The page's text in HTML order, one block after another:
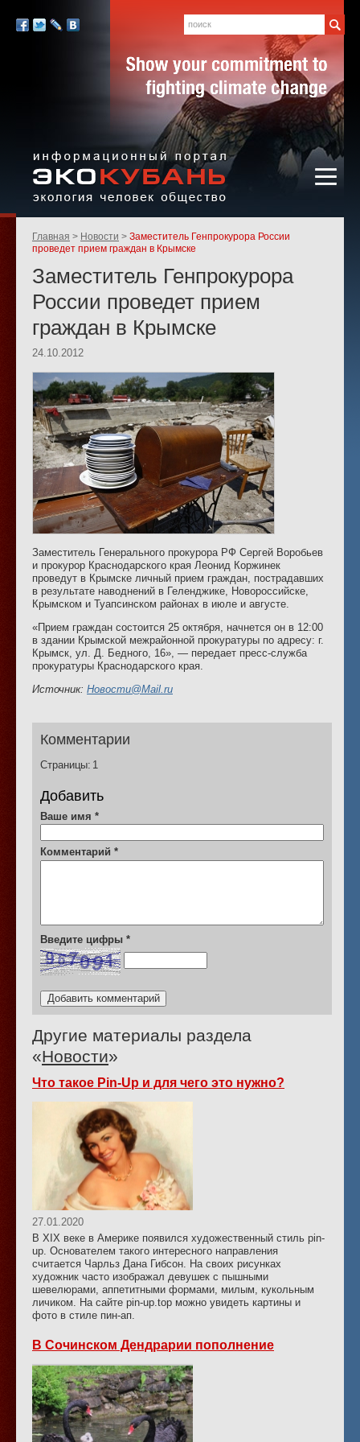
«ЭКО-КУБАНЬ»
человек,
общество
Родительские
страницы:
Главная Новости
Заместитель Генпрокурора России
проведет прием граждан в Крымске
Заместитель Генпрокурора
России проведет прием
граждан в Крымске
24.10.2012
Заместитель Генерального прокурора РФ Сергей Воробьев
и прокурор Краснодарского края Леонид Коржинек
проведут в Крымске личный прием граждан, пострадавших
в результате наводнений в Геленджике, Новороссийске,
Крымском и Туапсинском районах в июле и августе.
«Прием граждан состоится 25 октября, начнется он в 12:00
в здании Крымской межрайонной прокуратуры по адресу: г.
Крымск, ул. Д. Бедного, 16», — передает пресс-служба
прокуратуры Краснодарского края.
Источник: Новости@Mail.ru
Комментарии
Страницы: 1
Добавить
Ваше имя *
Комментарий *
Введите цифры *
Другие материалы раздела
«Новости»
Что такое Pin-Up и для чего это нужно?
27.01.2020
В XIX веке в Америке появился художественный стиль pin-
up. Основателем такого интересного направления
считается Чарльз Дана Гибсон. На своих рисунках
художник часто изображал девушек с пышными
шевелюрами, аппетитными формами, милым, кукольным
личиком. На сайте pin-up.top можно увидеть картины и
фото в стиле пин-ап.
В Сочинском Дендрарии пополнение
Мы
Поиск